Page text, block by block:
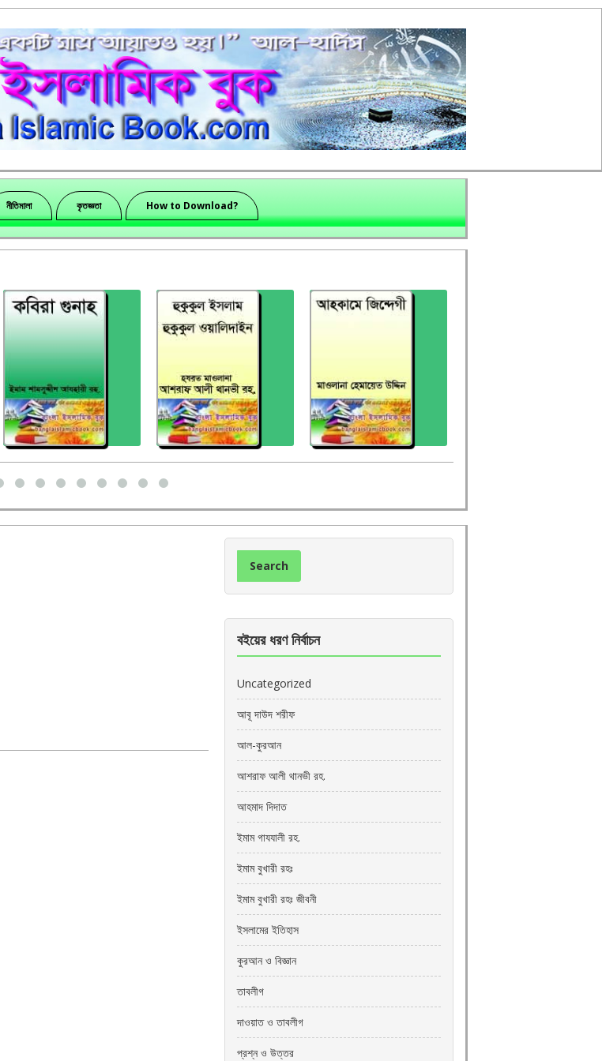
নীতিমালা কৃতজ্ঞতা How to Download?
বইয়ের ধরণ নির্বাচন
Uncategorized
আবূ দাউদ শরীফ
আল-কুরআন
আশরাফ আলী থানভী রহ.
আহমাদ দিদাত
ইমাম গাযযালী রহ.
ইমাম বুখারী রহঃ
ইমাম বুখারী রহঃ জীবনী
ইসলামের ইতিহাস
কুরআন ও বিজ্ঞান
তাবলীগ
দাওয়াত ও তাবলীগ
প্রশ্ন ও উত্তর